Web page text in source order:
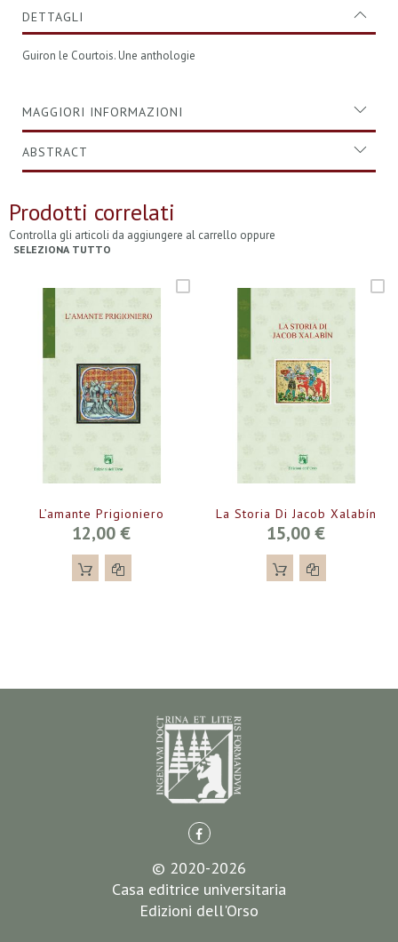
DETTAGLI
Guiron le Courtois. Une anthologie
MAGGIORI INFORMAZIONI
ABSTRACT
Prodotti correlati
Controlla gli articoli da aggiungere al carrello oppure
SELEZIONA TUTTO
L’amante Prigioniero
12,00 €
La Storia Di Jacob Xalabín
15,00 €
© 2020-2026
Casa editrice universitaria
Edizioni dell'Orso